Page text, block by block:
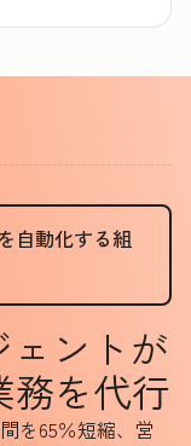
自動化する組
ントが
務を代行
を65％短縮、営